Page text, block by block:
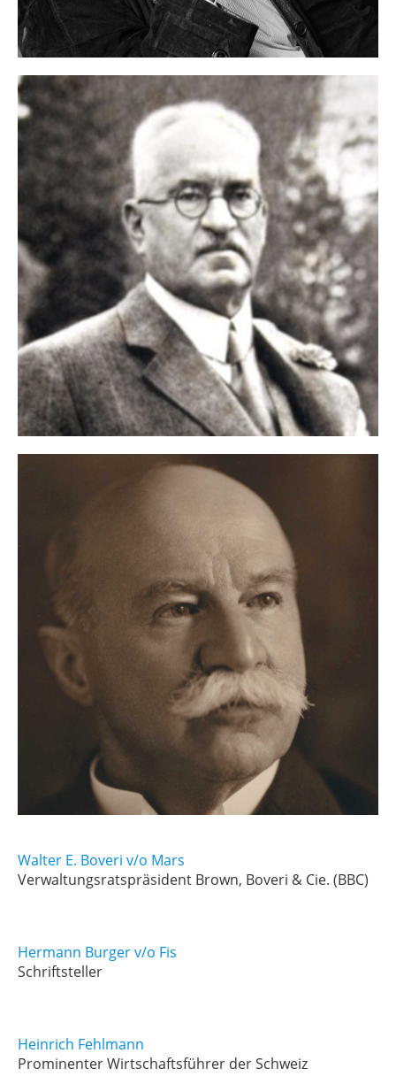
Walter E. Boveri v/o Mars
Verwaltungsratspräsident Brown, Boveri & Cie. (BBC)
Hermann Burger v/o Fis
Schriftsteller
Heinrich Fehlmann
Prominenter Wirtschaftsführer der Schweiz